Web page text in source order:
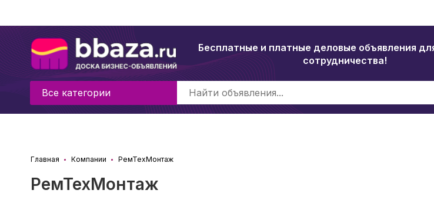
Бесплатные и платные деловые объявления
сотрудничества!
Все категории
Главная Компании РемТехМонтаж
РемТехМонтаж